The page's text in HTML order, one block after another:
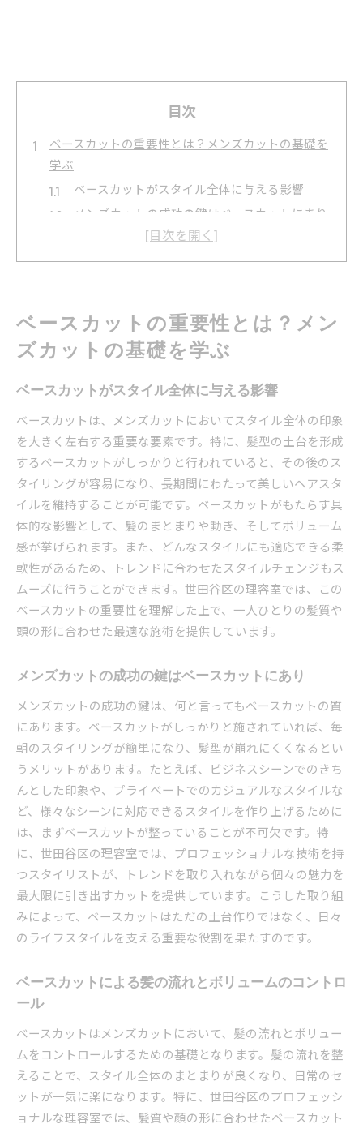
目次
ベースカットの重要性とは？メンズカットの基礎を
学ぶ
ベースカットがスタイル全体に与える影響
メンズカットの成功の鍵はベースカットにあり
ベースカットによる髪の流れとボリュームのコ
ントロール
ベースカットがもたらす自然な仕上がり
世田谷区のトレンドを取り入れたメンズカットの魅
地域に根ざした最新メンズカットスタイル
世田谷区で人気のショートスタイルベースカッ
ト
トレンドに沿ったカットで個性を引き出す
ローカル文化が影響するカットの選び方
流行を反映したカットで新しい自分を発見
時代を超えるエレガンスを持つベースカット
プロの技術で叶える持続力のあるメンズカット
理想のスタイルをキープするためのベースカッ
ト
プロフェッショナルが教えるカットの持続力
スタイルを長持ちさせるための秘訣
プロのテクニックで維持するスタイルの美しさ
持続性を高めるホームケアの重要性
個々の髪質に最適なベースカットでスタイルを変え
る
髪質に応じたカットのアプローチ方法
ベースカットがもたらす髪質改善効果
個別対応のカットで理想の仕上がりに
髪質別ベースカットの選び方ガイド
プロが選ぶ最適なベースカットの提案
髪質によって異なるスタイリングテクニック
仕事とプライベートで使い分けるカットスタイ
活動的な男性におすすめのスタイル
ライフステージに応じたカットの提案
忙しい日常にぴったりのベースカット
ライフスタイル変化に対応するカットの工夫
ベースカットの重要性とは？メン
ズカットの基礎を学ぶ
ベースカットがスタイル全体に与える影響
ベースカットは、メンズカットにおいてスタイル全体の印象
を大きく左右する重要な要素です。特に、髪型の土台を形成
するベースカットがしっかりと行われていると、その後のス
タイリングが容易になり、長期間にわたって美しいヘアスタ
イルを維持することが可能です。ベースカットがもたらす具
体的な影響として、髪のまとまりや動き、そしてボリューム
感が挙げられます。また、どんなスタイルにも適応できる柔
軟性があるため、トレンドに合わせたスタイルチェンジもス
ムーズに行うことができます。世田谷区の理容室では、この
ベースカットの重要性を理解した上で、一人ひとりの髪質や
頭の形に合わせた最適な施術を提供しています。
メンズカットの成功の鍵はベースカットにあり
メンズカットの成功の鍵は、何と言ってもベースカットの質
にあります。ベースカットがしっかりと施されていれば、毎
朝のスタイリングが簡単になり、髪型が崩れにくくなるとい
うメリットがあります。たとえば、ビジネスシーンでのきち
んとした印象や、プライベートでのカジュアルなスタイルな
ど、様々なシーンに対応できるスタイルを作り上げるために
は、まずベースカットが整っていることが不可欠です。特
に、世田谷区の理容室では、プロフェッショナルな技術を持
つスタイリストが、トレンドを取り入れながら個々の魅力を
最大限に引き出すカットを提供しています。こうした取り組
みによって、ベースカットはただの土台作りではなく、日々
のライフスタイルを支える重要な役割を果たすのです。
ベースカットによる髪の流れとボリュームのコントロ
ール
ベースカットはメンズカットにおいて、髪の流れとボリュー
ムをコントロールするための基礎となります。髪の流れを整
えることで、スタイル全体のまとまりが良くなり、日常のセ
ットが一気に楽になります。特に、世田谷区のプロフェッシ
ョナルな理容室では、髪質や顔の形に合わせたベースカット